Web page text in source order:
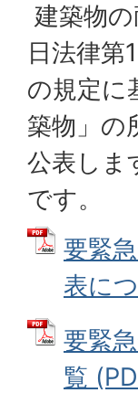
建築物
日法律第
の規定に
築物」の
公表しま
です。
要緊
表に
要緊
覧